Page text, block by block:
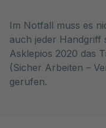
Im Notfall muss es
auch jeder Handgriff
Asklepios 2020 das
(Sicher Arbeiten –
gerufen.